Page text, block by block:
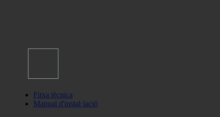
Fitxa tècnica
Manual d'instal·lació